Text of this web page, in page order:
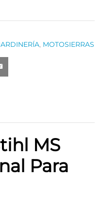
, MOTOSIERRAS
MS
Para